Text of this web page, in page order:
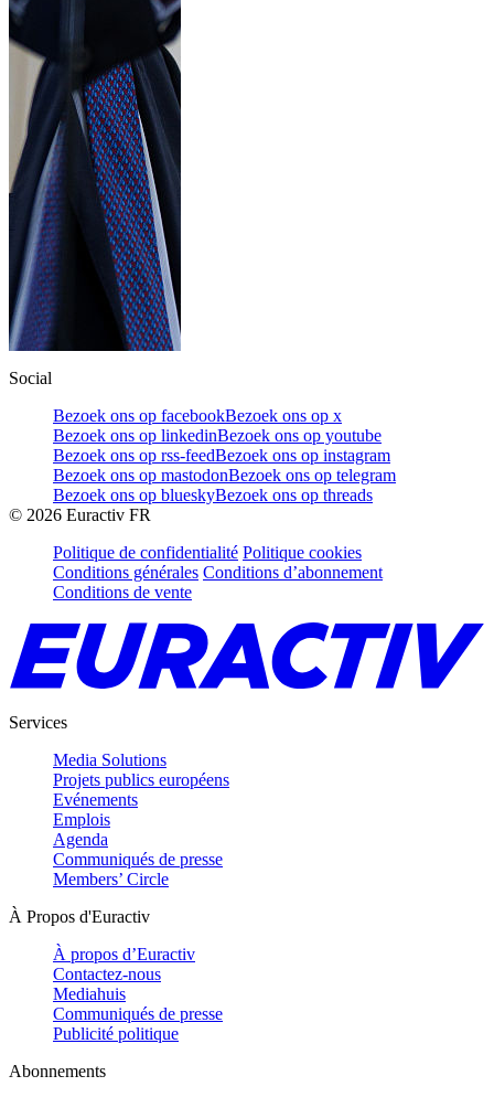
Social
Bezoek ons op facebookBezoek ons op x
Bezoek ons op linkedinBezoek ons op youtube
Bezoek ons op rss-feedBezoek ons op instagram
Bezoek ons op mastodonBezoek ons op telegram
Bezoek ons op blueskyBezoek ons op threads
© 2026 Euractiv FR
Politique de confidentialité Politique cookies
Conditions générales Conditions d’abonnement
Conditions de vente
Services
Media Solutions
Projets publics européens
Evénements
Emplois
Agenda
Communiqués de presse
Members’ Circle
À Propos d'Euractiv
À propos d’Euractiv
Contactez-nous
Mediahuis
Communiqués de presse
Publicité politique
Abonnements